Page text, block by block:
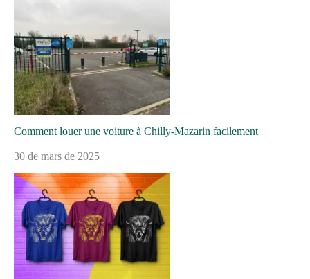
Comment louer une voiture à Chilly-Mazarin facilement
30 de mars de 2025